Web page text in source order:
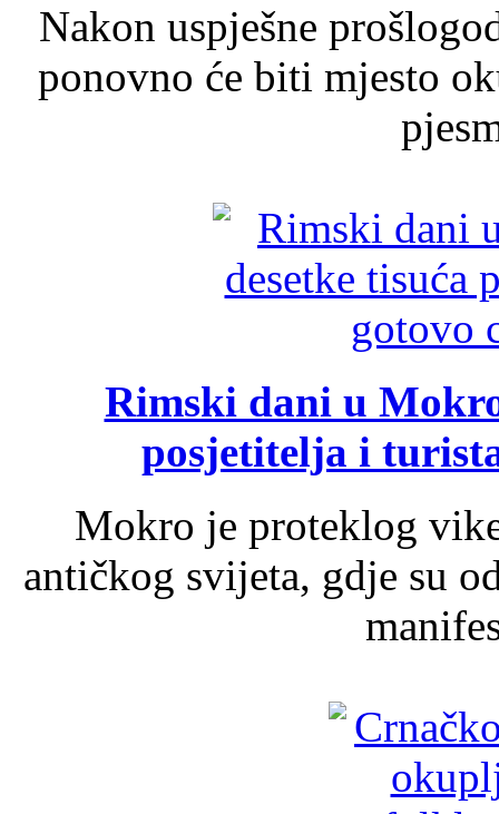
Nakon uspješne
ponovno će biti mjesto
Rimski dani u
posjetitelja i
Mokro je proteklog
antičkog svijeta, gdje su